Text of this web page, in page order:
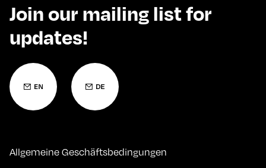
Join our mailing list for
updates!
Allgemeine Geschäftsbedingungen